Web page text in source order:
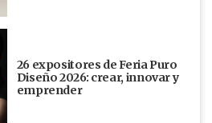
26 expositores de Feria Puro
Diseño 2026: crear, innovar y
emprender